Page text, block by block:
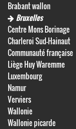
Brabant wallon
Bruxelles
Centre Mons Borinage
Charleroi Sud-Hainaut
Communauté française
Liège Huy Waremme
Luxembourg
Namur
Verviers
Wallonie
Wallonie picarde